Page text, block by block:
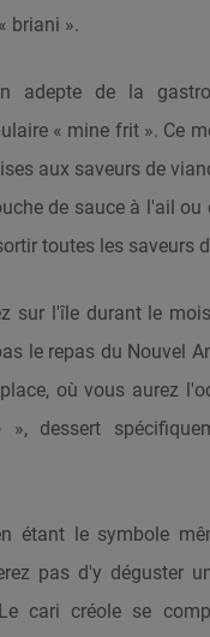
briani ».
adepte de la
« mine frit ». Ce
aux saveurs de
de sauce à l'ail
toutes les saveurs
sur l'île durant le
le repas du Nouvel
où vous aurez
dessert
étant le symbole
pas d'y déguster
cari créole se